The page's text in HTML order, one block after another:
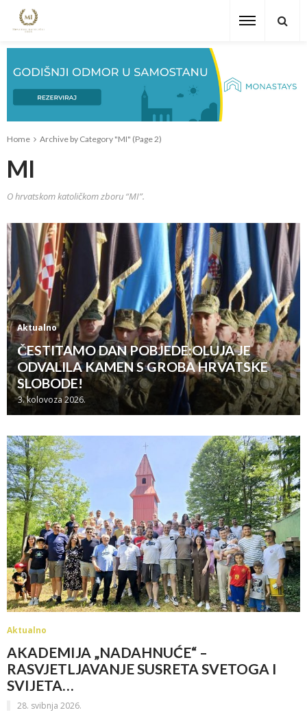
Home Archive by Category "MI" (Page 2)
MI
O hrvatskom katoličkom zboru “MI”.
Aktualno
ČESTITAMO DAN POBJEDE:OLUJA JE
ODVALILA KAMEN S GROBA HRVATSKE
SLOBODE!
3. kolovoza 2026.
Aktualno
AKADEMIJA „NADAHNUĆE“ –
RASVJETLJAVANJE SUSRETA SVETOGA I
SVIJETA…
28. svibnja 2026.